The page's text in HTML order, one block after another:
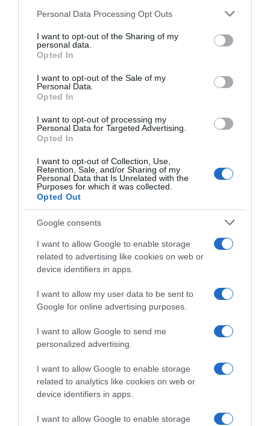
Please note that this website/app uses one or more Google
not limited to your visit or usage behaviour. You may click to
grant or deny consent to Google and its third-party tags to
use your data for below specified purposes in below Google
consent section.
Personal Data Processing Opt Outs
I want to opt-out of the Sharing of my
personal data.
Opted In
I want to opt-out of the Sale of my
Personal Data.
Opted In
I want to opt-out of processing my
Personal Data for Targeted Advertising.
Opted In
I want to opt-out of Collection, Use,
Retention, Sale, and/or Sharing of my
Personal Data that Is Unrelated with the
Purposes for which it was collected.
Opted Out
Google consents
I want to allow Google to enable storage
related to advertising like cookies on web or
device identifiers in apps.
I want to allow my user data to be sent to
Google for online advertising purposes.
I want to allow Google to send me
personalized advertising.
I want to allow Google to enable storage
related to analytics like cookies on web or
device identifiers in apps.
I want to allow Google to enable storage
ΟΙΚΟΝΟΜΙΑ